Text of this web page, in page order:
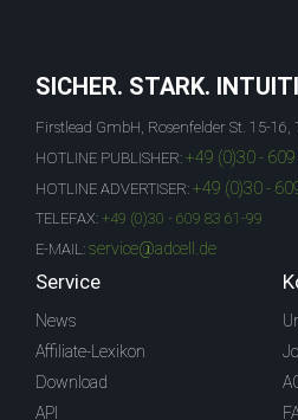
SICHER. STARK.
Firstlead GmbH, Rosenfelder St. 15-16,
HOTLINE PUBLISHER: +49 (0)30 -
HOTLINE ADVERTISER: +49 (0)30 -
TELEFAX: +49 (0)30 - 609 83 61-99
E-MAIL: service@adcell.de
Service
News
Affiliate-Lexikon
Download
API